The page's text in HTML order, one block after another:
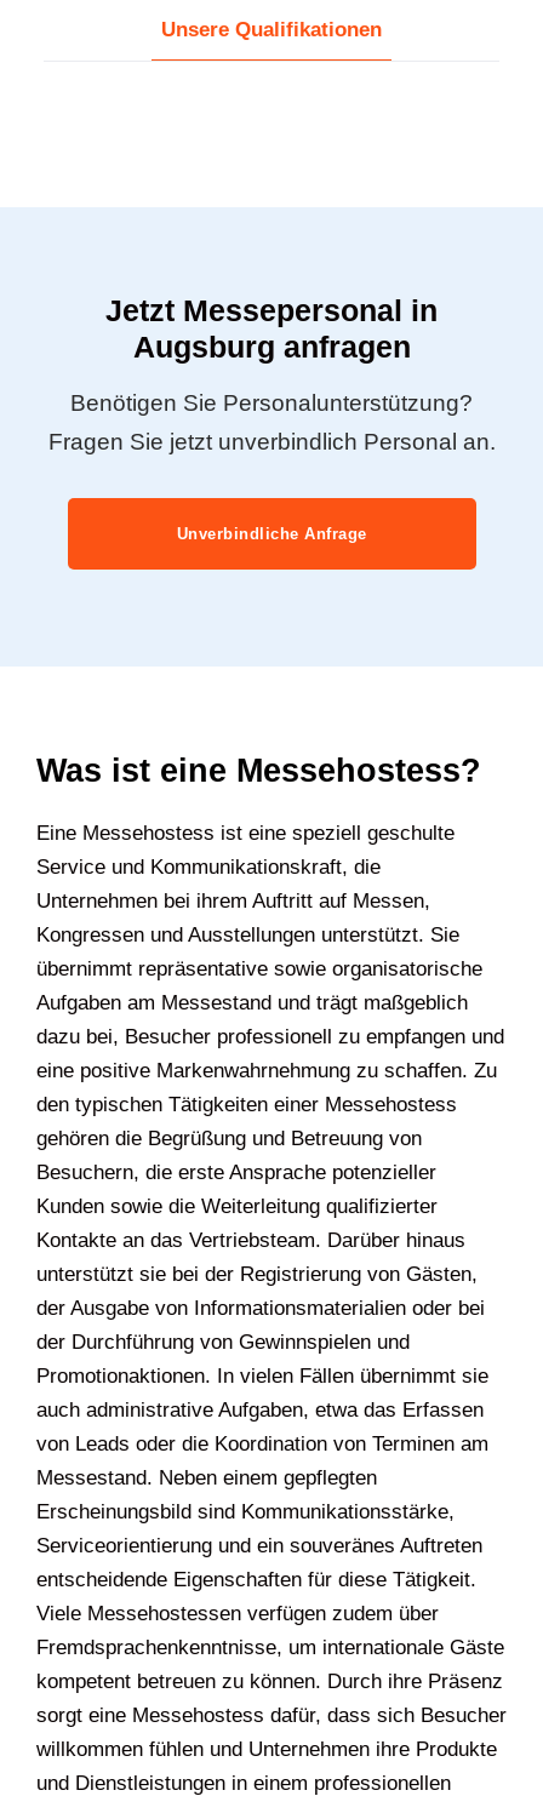
Unsere Qualifikationen
Jetzt Messepersonal in
Augsburg anfragen
Benötigen Sie Personalunterstützung?
Fragen Sie jetzt unverbindlich Personal an.
Unverbindliche Anfrage
Was ist eine Messehostess?
Eine Messehostess ist eine speziell geschulte
Service und Kommunikationskraft, die
Unternehmen bei ihrem Auftritt auf Messen,
Kongressen und Ausstellungen unterstützt. Sie
übernimmt repräsentative sowie organisatorische
Aufgaben am Messestand und trägt maßgeblich
dazu bei, Besucher professionell zu empfangen und
eine positive Markenwahrnehmung zu schaffen. Zu
den typischen Tätigkeiten einer Messehostess
gehören die Begrüßung und Betreuung von
Besuchern, die erste Ansprache potenzieller
Kunden sowie die Weiterleitung qualifizierter
Kontakte an das Vertriebsteam. Darüber hinaus
unterstützt sie bei der Registrierung von Gästen,
der Ausgabe von Informationsmaterialien oder bei
der Durchführung von Gewinnspielen und
Promotionaktionen. In vielen Fällen übernimmt sie
auch administrative Aufgaben, etwa das Erfassen
von Leads oder die Koordination von Terminen am
Messestand. Neben einem gepflegten
Erscheinungsbild sind Kommunikationsstärke,
Serviceorientierung und ein souveränes Auftreten
entscheidende Eigenschaften für diese Tätigkeit.
Viele Messehostessen verfügen zudem über
Fremdsprachenkenntnisse, um internationale Gäste
kompetent betreuen zu können. Durch ihre Präsenz
sorgt eine Messehostess dafür, dass sich Besucher
willkommen fühlen und Unternehmen ihre Produkte
und Dienstleistungen in einem professionellen